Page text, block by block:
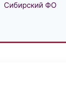
Сибирский ФО